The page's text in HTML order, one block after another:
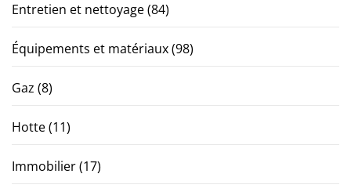
Entretien et nettoyage(84)
Équipements et matériaux(98)
Gaz (8)
Hotte(11)
Immobilier(17)